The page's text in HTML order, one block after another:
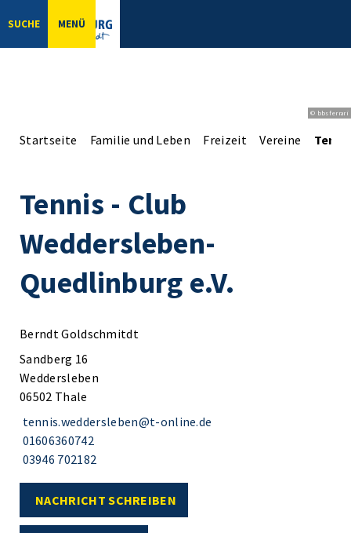
SUCHE MENÜ
© bbsferrari
Startseite Familie und Leben Freizeit Vereine
Tennis - Club
Weddersleben-
Quedlinburg e.V.
Berndt Goldschmitdt
Sandberg 16
Weddersleben
06502 Thale
tennis.weddersleben@t-online.de
01606360742
03946 702182
NACHRICHT SCHREIBEN